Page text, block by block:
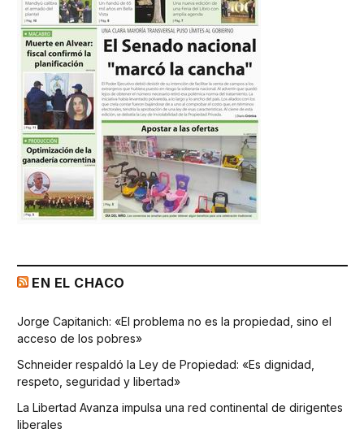
EN EL CHACO
Jorge Capitanich: «El problema no es la propiedad, sino el
acceso de los pobres»
Schneider respaldó la Ley de Propiedad: «Es dignidad,
respeto, seguridad y libertad»
La Libertad Avanza impulsa una red continental de dirigentes
liberales